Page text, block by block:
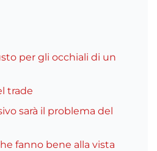
per gli occhiali di un
trade
sarà il problema del
fanno bene alla vista